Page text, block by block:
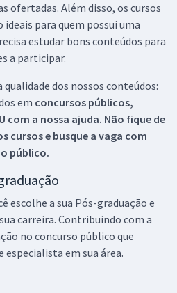
ofertadas. Além disso, os cursos
para quem possui uma
estudar bons conteúdos para
a participar.
dos nossos conteúdos:
em concursos públicos,
com a nossa ajuda. Não fique de
cursos e busque a vaga com
público.
escolhe a sua Pós-graduação e
carreira. Contribuindo com a
no concurso público que
em sua área.